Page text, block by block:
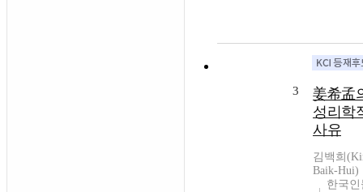
3
姜希孟
성리학
사유
김백희
Baik-Hui)
한국인